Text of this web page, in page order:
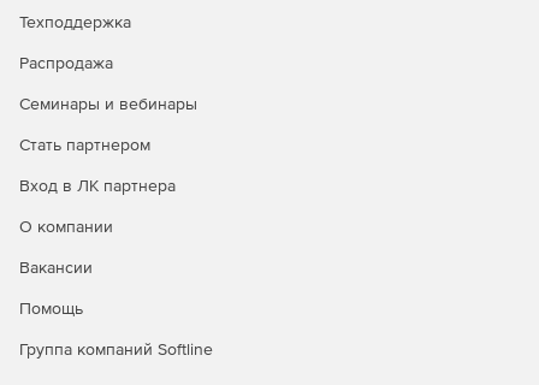
Работа в интерфейсе объектной модели
программирования приложений COM для контроля
сервера при помощи любого COM-совместимого языка,
Java и другие.
Техподдержка
Распродажа
Семинары и вебинары
Стать партнером
Вход в ЛК партнера
О компании
Вакансии
Помощь
Группа компаний Softline